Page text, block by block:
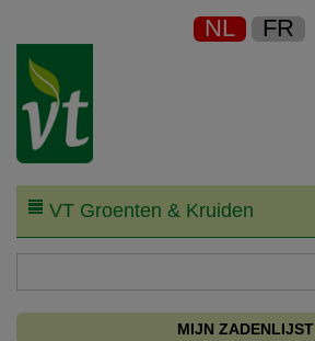
NL FR
VT Groenten & Kruiden
MIJN ZADENLIJST